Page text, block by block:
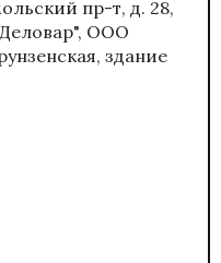
пр-т, д. 28,
ООО
здание